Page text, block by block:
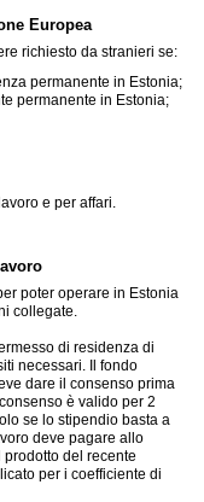
Europea
richiesto da stranieri se:
permanente in Estonia;
permanente in Estonia;
e per affari.
poter operare in Estonia
collegate.
di residenza di
necessari. Il fondo
dare il consenso prima
è valido per 2
se lo stipendio basta a
deve pagare allo
del recente
per i coefficiente di